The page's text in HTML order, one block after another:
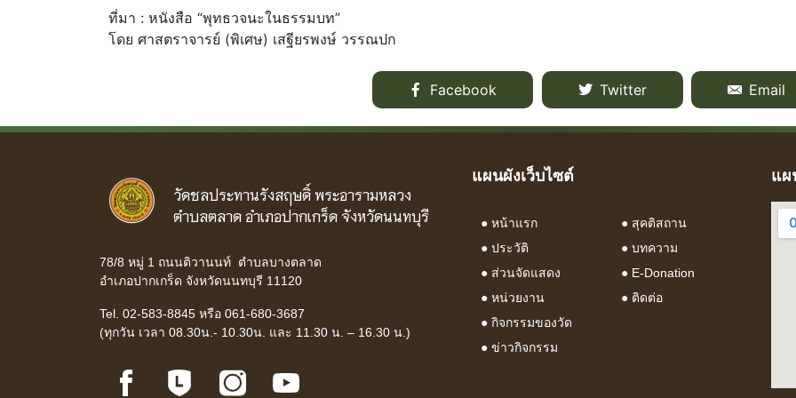
ที่มา : หนังสือ “พุทธวจนะในธรรมบท”
โดย ศาสตราจารย์ (พิเศษ) เสฐียรพงษ์ วรรณปก
Facebook Twitter Email
วัดชลประทานรังสฤษดิ์ พระอารามหลวง
ตำบลตลาด อำเภอปากเกร็ด จังหวัดนนทบุรี
78/8 หมู่ 1 ถนนติวานนท์ ตำบลบางตลาด
อำเภอปากเกร็ด จังหวัดนนทบุรี 11120
Tel. 02-583-8845 หรือ 061-680-3687
(ทุกวัน เวลา 08.30น.- 10.30น. และ 11.30 น. – 16.30 น.)
แผนผังเว็บไซต์
● หน้าแรก
● ประวัติ
● ส่วนจัดแสดง
● หน่วยงาน
● กิจกรรมของวัด
● ข่าวกิจกรรม
● สุคติสถาน
●บทความ
● E-Donation
● ติดต่อ
แผ